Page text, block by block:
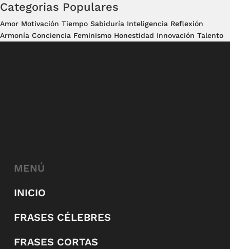
Categorias Populares
Amor Motivación Tiempo Sabiduría Inteligencia Reflexión
Armonía Conciencia Feminismo Honestidad Innovación Talento
MENÚ
INICIO
FRASES CÉLEBRES
FRASES CORTAS